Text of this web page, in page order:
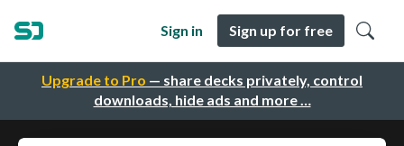
Upgrade to Pro — share decks privately, control
downloads, hide ads and more …
Sign in Sign up for free